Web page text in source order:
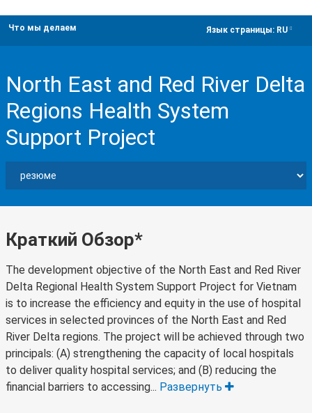
Что мы делаем Язык страницы: RU
North East and Red River Delta
Regions Health System
Support Project
Краткий Обзор*
The development objective of the North East and Red River
Delta Regional Health System Support Project for Vietnam
is to increase the efficiency and equity in the use of hospital
services in selected provinces of the North East and Red
River Delta regions. The project will be achieved through two
principals: (A) strengthening the capacity of local hospitals
to deliver quality hospital services; and (B) reducing the
financial barriers to accessing... Развернуть